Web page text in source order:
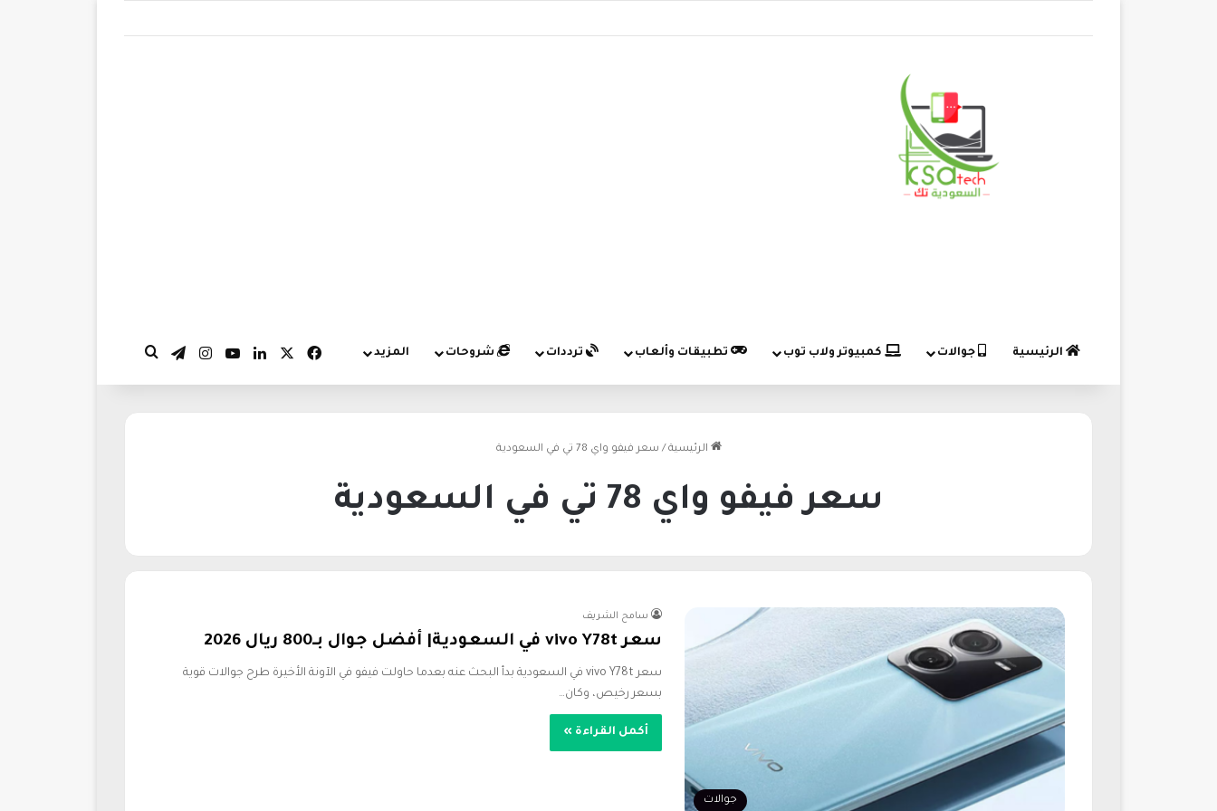
الرئيسية جوالات كمبيوتر ولاب توب تطبيقات وألعاب ترددات شروحات المزيد فيسبوك لينكدإن‫YouTubeانستقرام
تيلقرام
الرئيسية / سعر فيفو واي 78 تي في السعودية
سعر فيفو واي 78 تي في السعودية
جوالات
سامح الشريف
سعر vivo Y78t في السعودية| أفضل جوال بـ800 ريال 2026
سعر vivo Y78t في السعودية بدأ البحث عنه بعدما حاولت فيفو في الآونة الأخيرة طرح جوالات قوية
بسعر رخيص، وكان…
أكمل القراءة »